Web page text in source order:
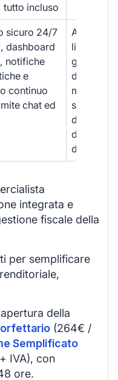
tutto incluso
sicuro 24/7
dashboard
notifiche
e
continuo
chat ed
Accesso
limitato,
gestione
manuale,
supporto
durante
d’ufficio.
integrata e
fiscale della
per semplificare
della
(264€ /
Semplificato
IVA), con
ore.